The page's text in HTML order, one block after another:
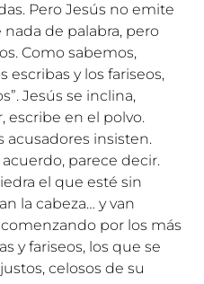
Pero Jesús no emite
de palabra, pero
Como sabemos,
escribas y los fariseos,
Jesús se inclina,
escribe en el polvo.
acusadores insisten.
parece decir.
el que esté sin
la cabeza… y van
por los más
y fariseos, los que se
celosos de su